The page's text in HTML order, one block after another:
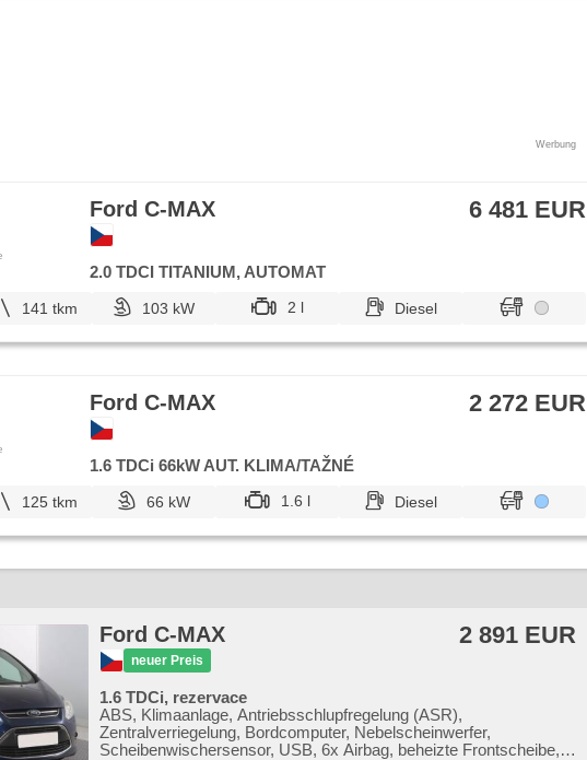
Werbung
Ford C-MAX 6 481 EUR
2.0 TDCI TITANIUM, AUTOMAT
141 tkm 103 kW 2 l Diesel
Ford C-MAX 2 272 EUR
1.6 TDCi 66kW AUT. KLIMA/TAŽNÉ
125 tkm 66 kW 1.6 l Diesel
Ford C-MAX
neuer Preis
2 891 EUR
1.6 TDCi, rezervace
ABS, Klimaanlage, Antriebsschlupfregelung (ASR),
Zentralverriegelung, Bordcomputer, Nebelscheinwerfer,
Scheibenwischersensor, USB, 6x Airbag, beheizte Frontscheibe,